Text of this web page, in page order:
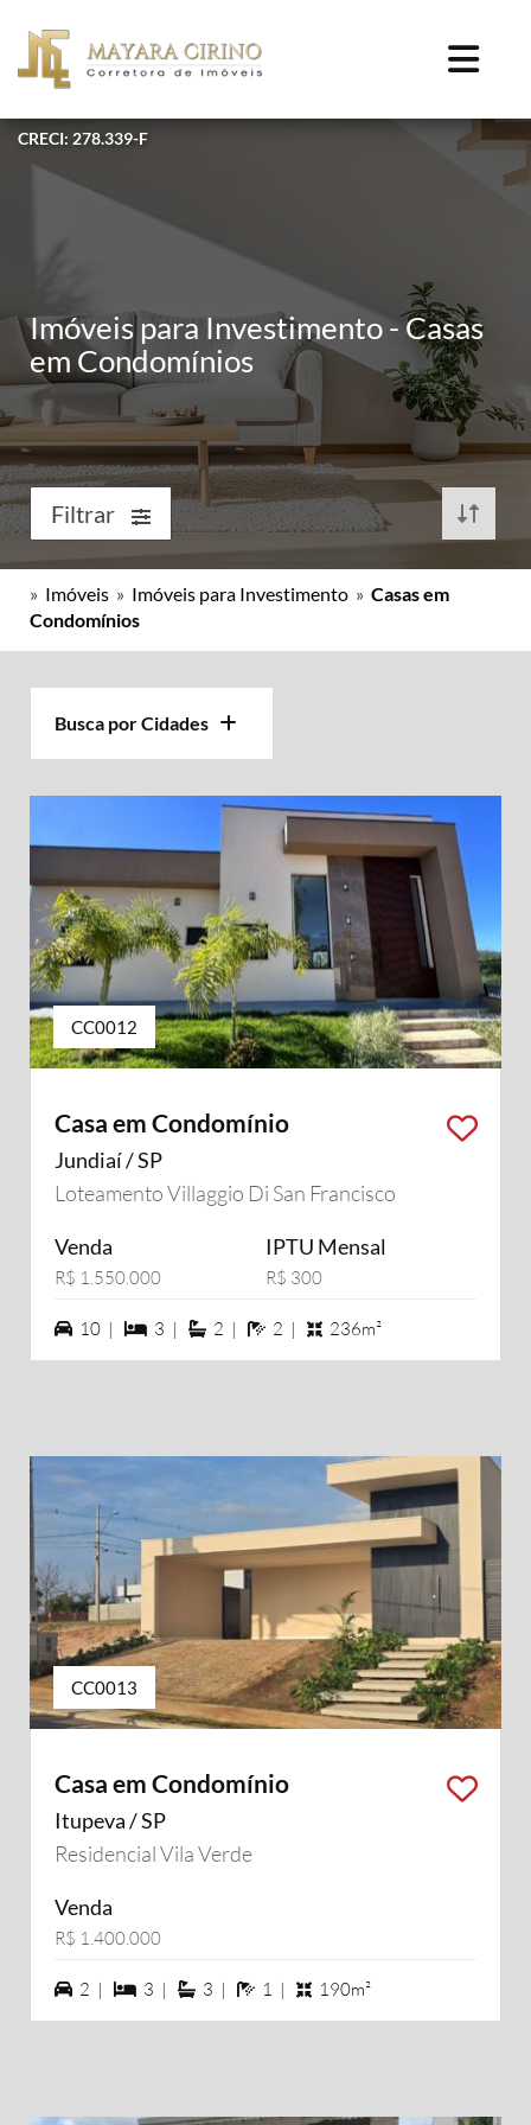
CRECI: 278.339-F
Imóveis para Investimento - Casas
em Condomínios
Filtrar
» Imóveis » Imóveis para Investimento » Casas em
Condomínios
Busca por Cidades
CC0012
Casa em Condomínio
Jundiaí / SP
Loteamento Villaggio Di San Francisco
Venda
R$ 1.550.000
IPTU Mensal
R$ 300
10 vagas na garagem
10 | 3 dormiórios
3 | 2 suítes
2 | 2 banheiros
2 | 236m²
CC0013
Casa em Condomínio
Itupeva / SP
Residencial Vila Verde
Venda
R$ 1.400.000
2 vagas na garagem
2 | 3 dormiórios
3 | 3 suítes
3 | 1 banheiros
1 | 190m²